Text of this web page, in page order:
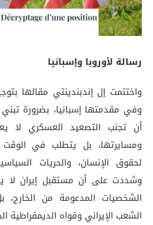
رسالة لأوروبا وإسبانيا
واختتمت إل إندبندينتي مقالها
وفي مقدمتها إسبانيا، بضرورة
أن تجنب التصعيد العسكري لا
ومسايرتها، بل يتطلب في الوقت
لحقوق الإنسان، والحريات
وشددت على أن مستقبل إيران لا
الشخصيات المدعومة من
الشعب الإيراني وقواه الديمقراطية